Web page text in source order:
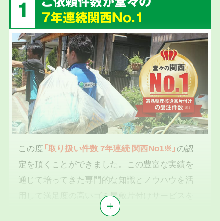
1
7年連続関西No.1
この度「取り扱い件数 7年連続 関西No1※」の認
定を頂くことができました。この豊富な実績を
通じて培ってきた専門的な知識とノウハウを活
用して満足度の高いゴミ屋敷片付けサービスを